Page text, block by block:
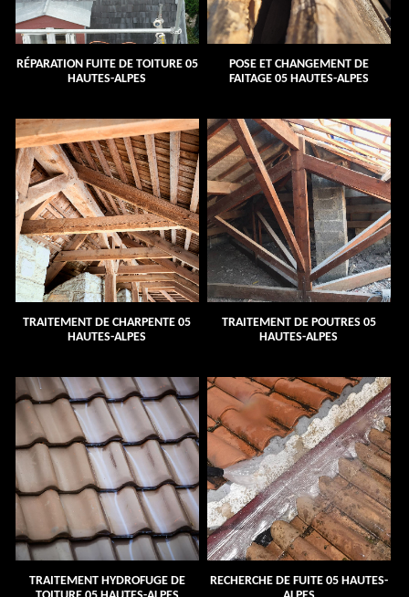
RÉPARATION FUITE DE TOITURE 05
HAUTES-ALPES
POSE ET CHANGEMENT DE
FAITAGE 05 HAUTES-ALPES
TRAITEMENT DE CHARPENTE 05
HAUTES-ALPES
TRAITEMENT DE POUTRES 05
HAUTES-ALPES
TRAITEMENT HYDROFUGE DE
RECHERCHE DE FUITE 05 HAUTES-